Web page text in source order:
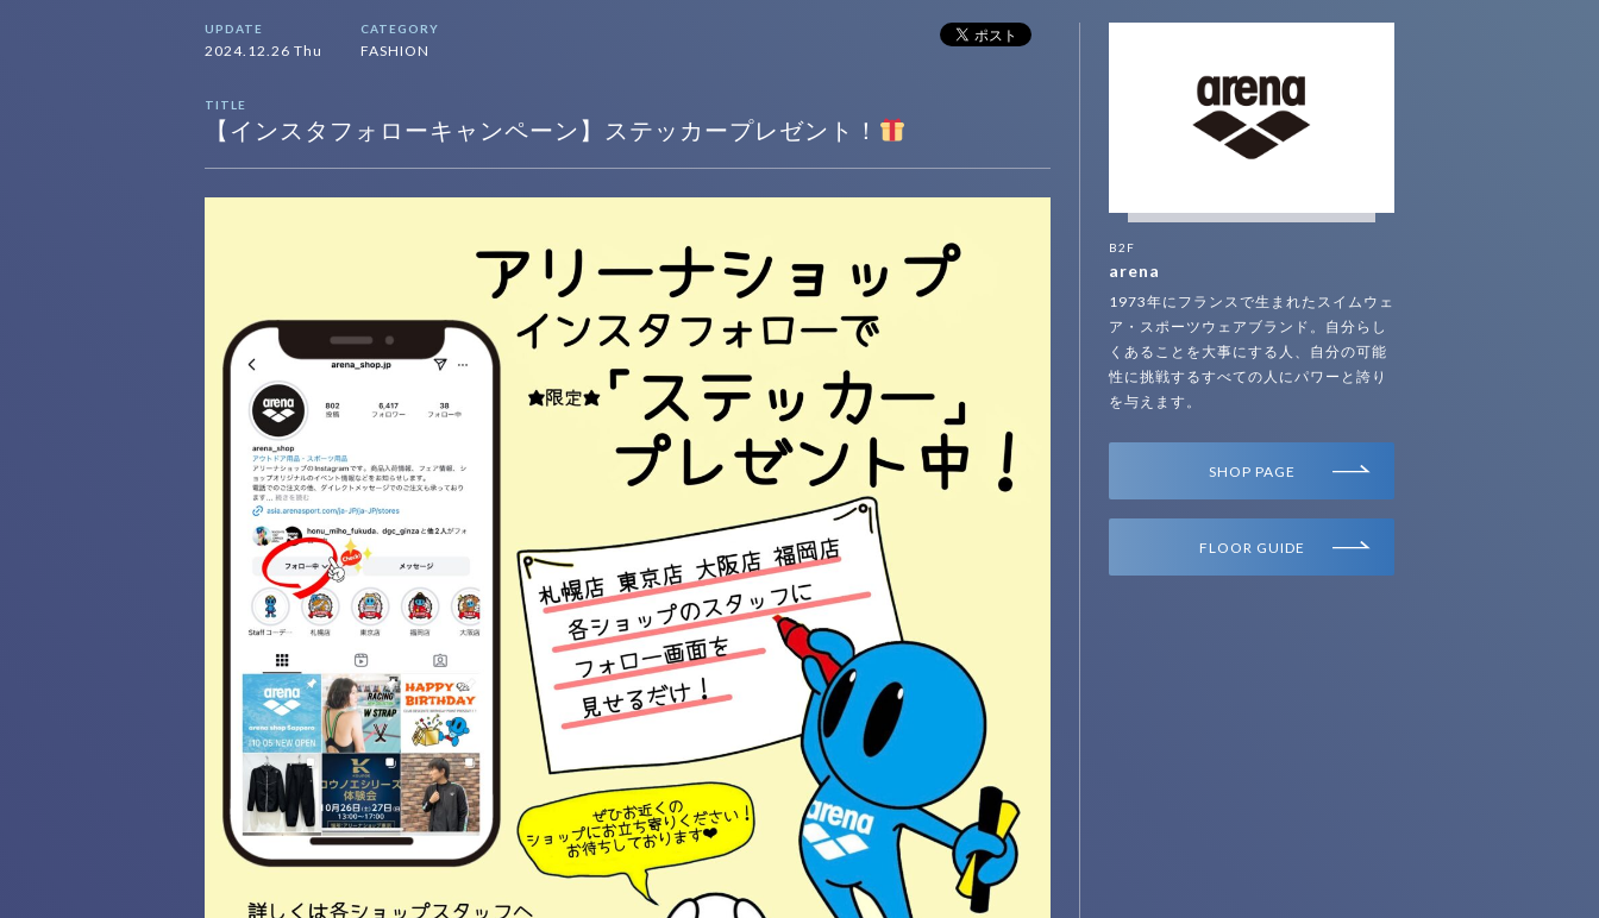
UPDATE
2024.12.26 Thu
CATEGORY
FASHION
TITLE
【インスタフォローキャンペーン】ステッカープレゼント！
B2F
arena
1973年にフランスで生まれたスイムウェ
ア・スポーツウェアブランド。自分らし
くあることを大事にする人、自分の可能
性に挑戦するすべての人にパワーと誇り
を与えます。
SHOP PAGE
FLOOR GUIDE